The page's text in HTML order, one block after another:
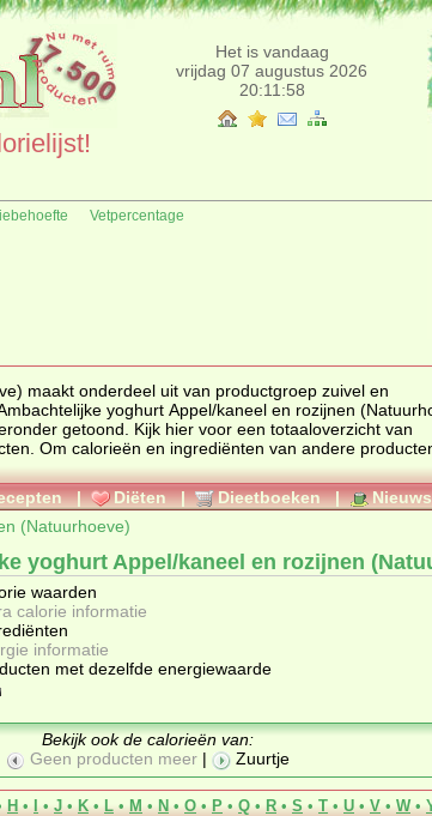
Het is vandaag
vrijdag 07 augustus 2026
20:11:58
Vetpercentage
maakt onderdeel uit van productgroep zuivel en
. Om calorieën en ingrediënten van andere
| Diëten | Dieetboeken |
Nieuws
(Natuurhoeve)
yoghurt Appel/kaneel en rozijnen
waarden
calorie informatie
informatie
met dezelfde energiewaarde
Bekijk ook de calorieën van:
Geen producten meer | Zuurtje
H • I • J • K • L • M • N • O • P • Q • R • S • T • U • V • W •